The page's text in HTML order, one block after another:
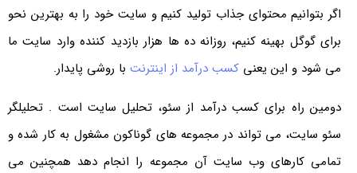
اگر بتوانیم محتوای جذاب تولید کنیم و سایت خود را به بهترین نحو
برای گوگل بهینه کنیم، روزانه ده ها هزار بازدید کننده وارد سایت ما
می شود و این یعنی کسب درآمد از اینترنتبا روشی پایدار.
دومین راه برای کسب درآمد از سئو، تحلیل سایت است . تحلیلگر
سئو سایت، می تواند در مجموعه های گوناکون مشغول به کار شده و
تمامی کارهای وب سایت آن مجموعه را انجام دهد همچنین می